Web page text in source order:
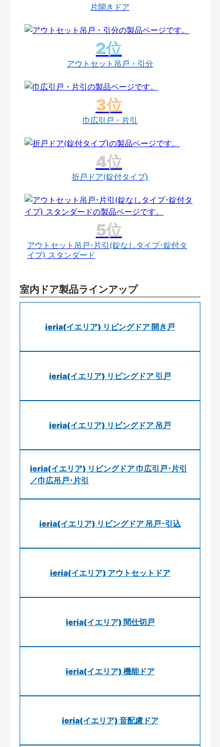
片開きドア
アウトセット吊戸・引分
巾広引戸・片引
折戸ドア(錠付タイプ)
アウトセット吊戸･片引(錠なしタイプ･錠付タ
イプ) スタンダード
室内ドア製品ラインアップ
ieria(イエリア) リビングドア 開き戸
ieria(イエリア) リビングドア 引戸
ieria(イエリア) リビングドア 吊戸
ieria(イエリア) リビングドア 巾広引戸･片引
／巾広吊戸･片引
ieria(イエリア) リビングドア 吊戸･引込
ieria(イエリア) アウトセットドア
ieria(イエリア) 間仕切戸
ieria(イエリア) 機能ドア
ieria(イエリア) 音配慮ドア